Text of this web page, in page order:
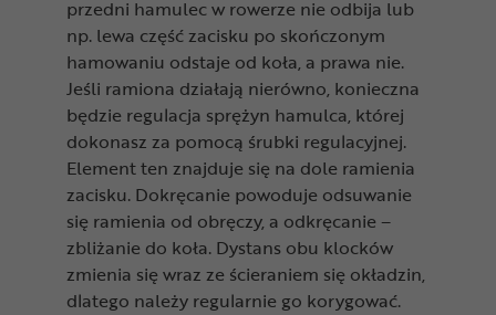
przedni hamulec w rowerze nie odbija lub
np. lewa część zacisku po skończonym
hamowaniu odstaje od koła, a prawa nie.
Jeśli ramiona działają nierówno, konieczna
będzie regulacja sprężyn hamulca, której
dokonasz za pomocą śrubki regulacyjnej.
Element ten znajduje się na dole ramienia
zacisku. Dokręcanie powoduje odsuwanie
się ramienia od obręczy, a odkręcanie –
zbliżanie do koła. Dystans obu klocków
zmienia się wraz ze ścieraniem się okładzin,
dlatego należy regularnie go korygować.